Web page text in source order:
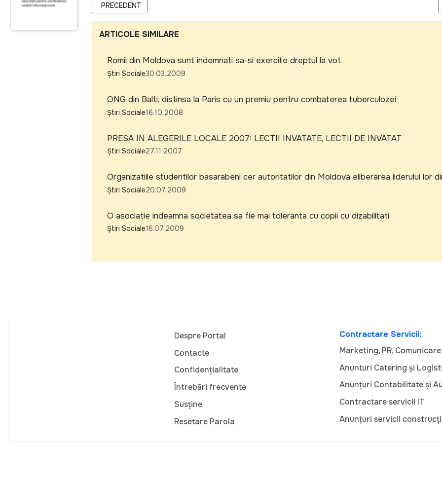
ARTICOL PRECEDENT: PROIECTUL LEGII PRIVIND FINANTELE PUBLICE LOCALE VA FI CONSULTAT
PRECEDENT
ARTICOLE SIMILARE
Romii din Moldova sunt indemnati sa-si exercite dreptul la vot
Știri Sociale30.03.2009
ONG din Balti, distinsa la Paris cu un premiu pentru combaterea tuberculozei
Știri Sociale16.10.2008
PRESA IN ALEGERILE LOCALE 2007: LECTII INVATATE, LECTII DE INVATAT
Știri Sociale27.11.2007
Organizatiile studentilor basarabeni cer autoritatilor din Moldova eliberarea liderului lor
Știri Sociale20.07.2009
O asociatie indeamna societatea sa fie mai toleranta cu copii cu dizabilitati
Știri Sociale16.07.2009
Despre Portal
Contacte
Confidențialitate
Întrebări frecvente
Susține
Resetare Parola
Contractare Servicii:
Marketing, PR, Comunicare
Anunturi Catering și
Anunțuri Contabilitate și
Contractare servicii IT
Anunțuri servicii